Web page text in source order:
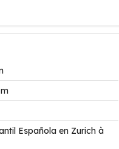
Española en Zurich à